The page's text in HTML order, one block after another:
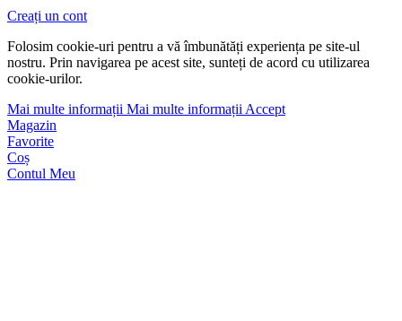
Creați un cont
Folosim cookie-uri pentru a vă îmbunătăți experiența pe site-ul
nostru. Prin navigarea pe acest site, sunteți de acord cu utilizarea
cookie-urilor.
Mai multe informații Mai multe informațiiAccept
Magazin
Favorite
Coș
Contul Meu